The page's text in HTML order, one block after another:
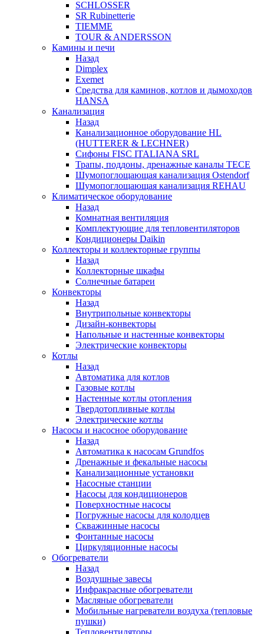
SCHLOSSER
SR Rubinetterie
TIEMME
TOUR & ANDERSSON
Камины и печи
Назад
Dimplex
Exemet
Средства для каминов, котлов и дымоходов
HANSA
Канализация
Назад
Канализационное оборудование HL
(HUTTERER & LECHNER)
Сифоны FISC ITALIANA SRL
Трапы, поддоны, дренажные каналы TECE
Шумопоглощающая канализация Ostendorf
Шумопоглощающая канализация REHAU
Климатическое оборудование
Назад
Комнатная вентиляция
Комплектующие для тепловентиляторов
Кондиционеры Daikin
Коллекторы и коллекторные группы
Назад
Коллекторные шкафы
Солнечные батареи
Конвекторы
Назад
Внутрипольные конвекторы
Дизайн-конвекторы
Напольные и настенные конвекторы
Электрические конвекторы
Котлы
Назад
Автоматика для котлов
Газовые котлы
Настенные котлы отопления
Твердотопливные котлы
Электрические котлы
Насосы и насосное оборудование
Назад
Автоматика к насосам Grundfos
Дренажные и фекальные насосы
Канализационные установки
Насосные станции
Насосы для кондиционеров
Поверхностные насосы
Погружные насосы для колодцев
Скважинные насосы
Фонтанные насосы
Циркуляционные насосы
Обогреватели
Назад
Воздушные завесы
Инфракрасные обогреватели
Масляные обогреватели
Мобильные нагреватели воздуха (тепловые
пушки)
Тепловентиляторы